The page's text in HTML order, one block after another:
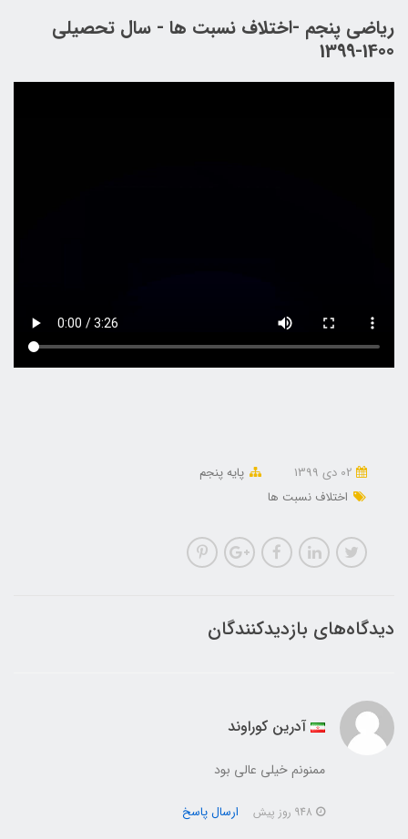
ریاضی پنجم -اختلاف نسبت ها - سال تحصیلی
1400-1399
پایه پنجم
اختلاف نسبت ها
دیدگاه‌های بازدیدکنندگان
آدرین کوراوند
ممنونم خیلی عالی بود
ارسال پاسخ